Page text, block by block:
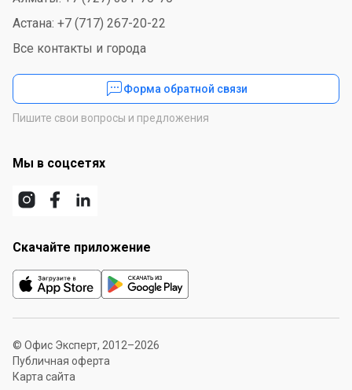
Астана: +7 (717) 267-20-22
Все контакты и города
Форма обратной связи
Пишите свои вопросы и предложения
Мы в соцсетях
Скачайте приложение
© Офис Эксперт, 2012–2026
Публичная оферта
Карта сайта